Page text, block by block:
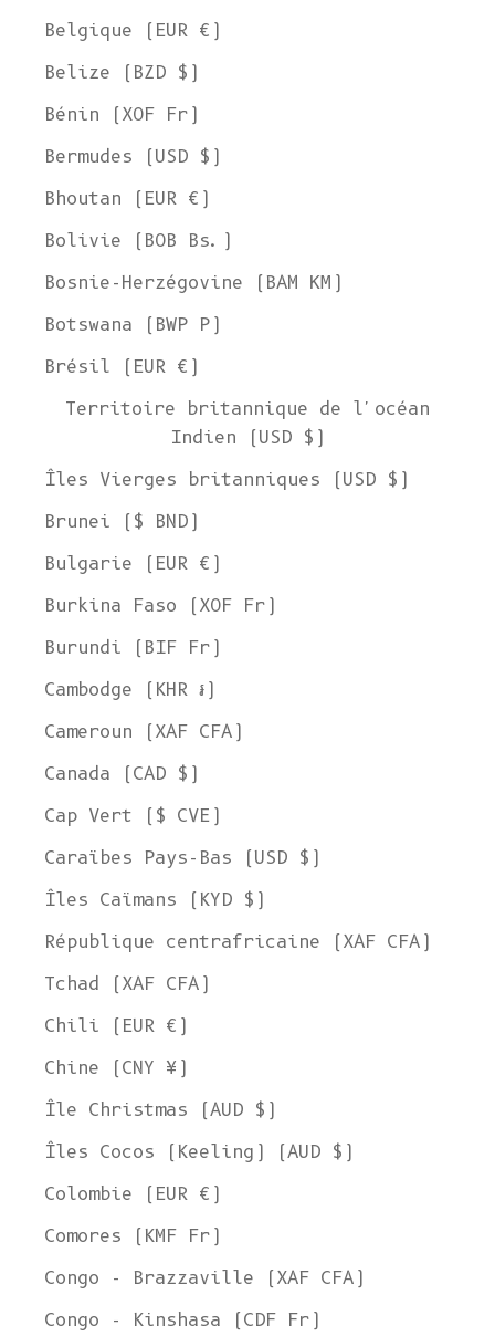
Belgique (EUR €)
Belize (BZD $)
Bénin (XOF Fr)
Bermudes (USD $)
Bhoutan (EUR €)
Bolivie (BOB Bs.)
Bosnie-Herzégovine (BAM КМ)
Botswana (BWP P)
Brésil (EUR €)
Territoire britannique de l'océan
Indien (USD $)
Îles Vierges britanniques (USD $)
Brunei ($ BND)
Bulgarie (EUR €)
Burkina Faso (XOF Fr)
Burundi (BIF Fr)
Cambodge (KHR ៛)
Cameroun (XAF CFA)
Canada (CAD $)
Cap Vert ($ CVE)
Caraïbes Pays-Bas (USD $)
Îles Caïmans (KYD $)
République centrafricaine (XAF CFA)
Tchad (XAF CFA)
Chili (EUR €)
Chine (CNY ¥)
Île Christmas (AUD $)
Îles Cocos (Keeling) (AUD $)
Colombie (EUR €)
Comores (KMF Fr)
Congo - Brazzaville (XAF CFA)
Congo - Kinshasa (CDF Fr)